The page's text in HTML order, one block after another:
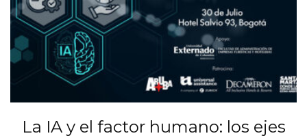
La IA y el factor humano: los ejes